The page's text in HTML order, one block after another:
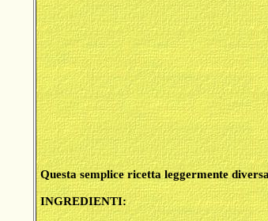
Questa semplice ricetta leggermente
INGREDIENTI: